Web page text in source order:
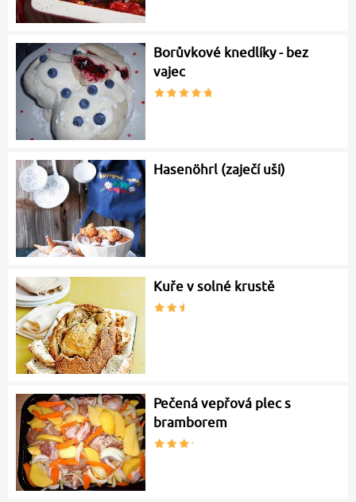
Borůvkové knedlíky - bez
vajec
Hasenöhrl (zaječí uši)
Kuře v solné krustě
Pečená vepřová plec s
bramborem